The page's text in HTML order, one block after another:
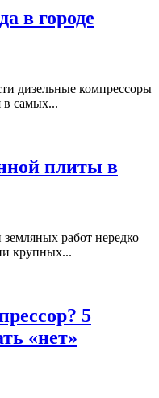
в городе
дизельные компрессоры
в самых...
плиты в
работ нередко
крупных...
5
«нет»